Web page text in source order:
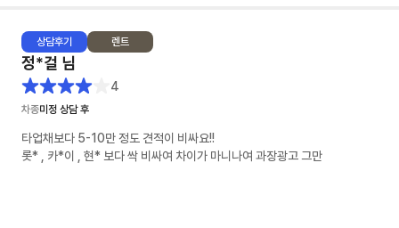
상담후기 렌트
정*걸 님
4
차종미정 상담 후
타업채보다 5-10만 정도 견적이 비싸요!!
롯* , 카*이 , 현* 보다 싹 비싸여 차이가 마니나여 과장광고 그만